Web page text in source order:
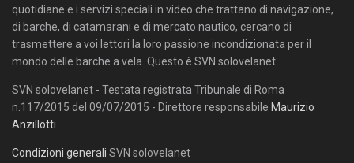
quotidiane e i servizi speciali in video che trattano di navigazione,
di barche, di catamarani e di mercato nautico, cercano di
trasmettere a voi lettori la loro passione incondizionata per il
mondo delle barche a vela. Questo è SVN solovelanet.
SVN solovelanet - Testata registrata Tribunale di Roma
n.117/2015 del 09/07/2015 - Direttore responsabile Maurizio
Anzillotti
Condizioni generali SVN solovelanet